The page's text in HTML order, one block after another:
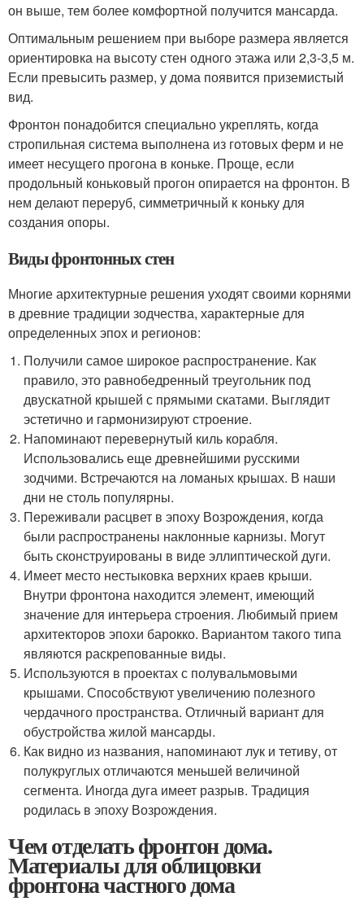
он выше, тем более комфортной получится мансарда.
Оптимальным решением при выборе размера является
ориентировка на высоту стен одного этажа или 2,3-3,5 м.
Если превысить размер, у дома появится приземистый
вид.
Фронтон понадобится специально укреплять, когда
стропильная система выполнена из готовых ферм и не
имеет несущего прогона в коньке. Проще, если
продольный коньковый прогон опирается на фронтон. В
нем делают переруб, симметричный к коньку для
создания опоры.
Виды фронтонных стен
Многие архитектурные решения уходят своими корнями
в древние традиции зодчества, характерные для
определенных эпох и регионов:
Получили самое широкое распространение. Как
правило, это равнобедренный треугольник под
двускатной крышей с прямыми скатами. Выглядит
эстетично и гармонизируют строение.
Напоминают перевернутый киль корабля.
Использовались еще древнейшими русскими
зодчими. Встречаются на ломаных крышах. В наши
дни не столь популярны.
Переживали расцвет в эпоху Возрождения, когда
были распространены наклонные карнизы. Могут
быть сконструированы в виде эллиптической дуги.
Имеет место нестыковка верхних краев крыши.
Внутри фронтона находится элемент, имеющий
значение для интерьера строения. Любимый прием
архитекторов эпохи барокко. Вариантом такого типа
являются раскрепованные виды.
Используются в проектах с полувальмовыми
крышами. Способствуют увеличению полезного
чердачного пространства. Отличный вариант для
обустройства жилой мансарды.
Как видно из названия, напоминают лук и тетиву, от
полукруглых отличаются меньшей величиной
сегмента. Иногда дуга имеет разрыв. Традиция
родилась в эпоху Возрождения.
Чем отделать фронтон дома.
Материалы для облицовки
фронтона частного дома